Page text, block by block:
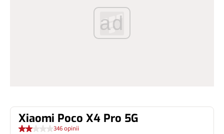
ad
Xiaomi Poco X4 Pro 5G
346 opinii